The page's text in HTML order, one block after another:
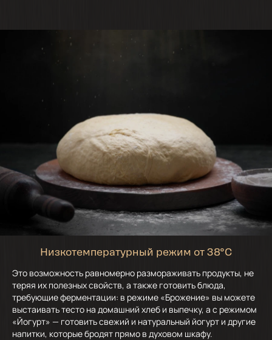
Низкотемпературный режим от 38°C
Это возможность равномерно размораживать продукты, не
теряя их полезных свойств, а также готовить блюда,
требующие ферментации: в режиме «Брожение» вы можете
выстаивать тесто на домашний хлеб и выпечку, а с режимом
«Йогурт» — готовить свежий и натуральный йогурт и другие
напитки, которые бродят прямо в духовом шкафу.